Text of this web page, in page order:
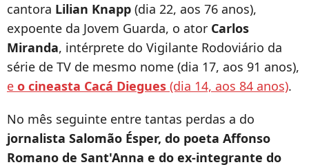
cantora Lilian Knapp (dia 22, aos 76 anos),
expoente da Jovem Guarda, o ator Carlos
Miranda, intérprete do Vigilante Rodoviário da
série de TV de mesmo nome (dia 17, aos 91 anos),
e o cineasta Cacá Diegues (dia 14, aos 84 anos).
No mês seguinte entre tantas perdas a do
jornalista Salomão Ésper, do poeta Affonso
Romano de Sant'Anna e do ex-integrante do